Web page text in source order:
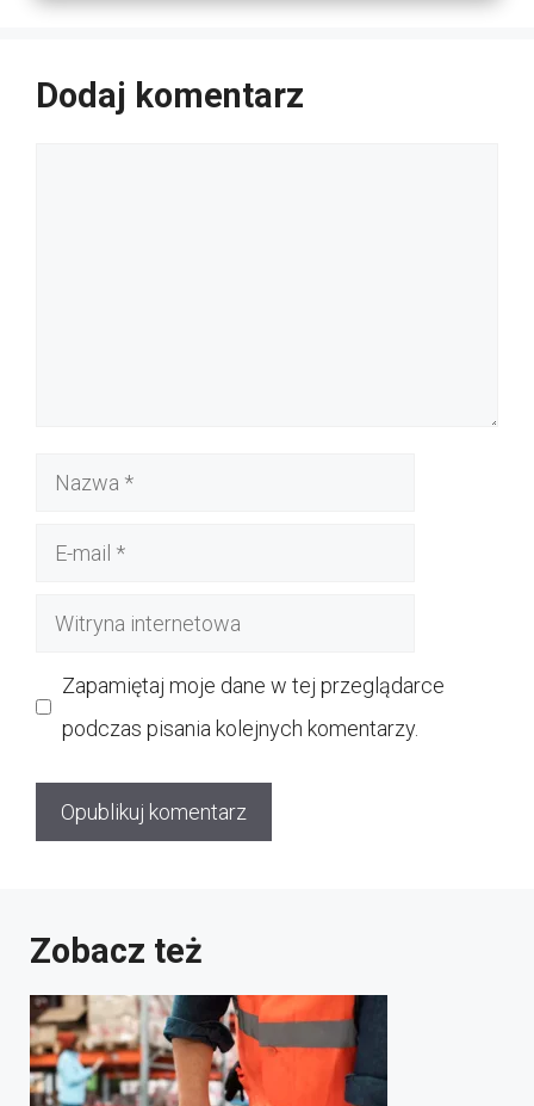
Dodaj komentarz
Nazwa
Witryna
Zapamiętaj moje dane w tej przeglądarce
podczas pisania kolejnych komentarzy.
Zobacz też